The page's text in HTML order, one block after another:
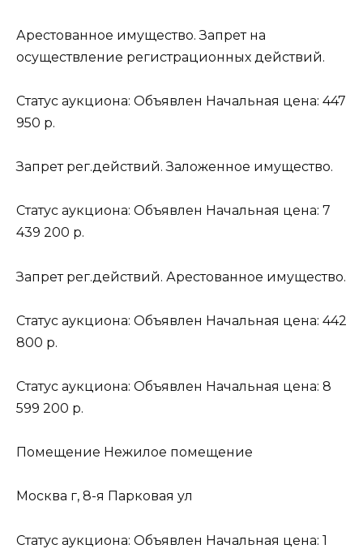
Арестованное имущество. Запрет на
осуществление регистрационных действий.
Статус аукциона: Объявлен Начальная цена: 447
950 р.
Запрет рег.действий. Заложенное имущество.
Статус аукциона: Объявлен Начальная цена: 7
439 200 р.
Запрет рег.действий. Арестованное имущество.
Статус аукциона: Объявлен Начальная цена: 442
800 р.
Статус аукциона: Объявлен Начальная цена: 8
599 200 р.
Помещение Нежилое помещение
Москва г, 8-я Парковая ул
Статус аукциона: Объявлен Начальная цена: 1